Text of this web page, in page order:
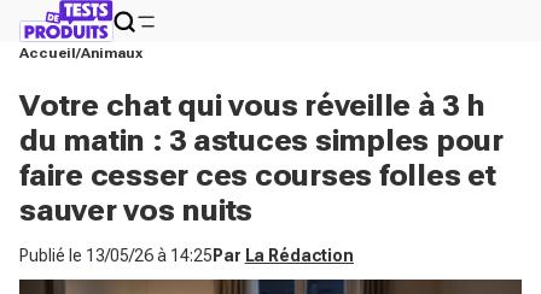
Accueil Animaux
Votre chat qui vous réveille à 3 h
du matin : 3 astuces simples pour
faire cesser ces courses folles et
sauver vos nuits
Publié le 13/05/26 à 14:25 Par La Rédaction